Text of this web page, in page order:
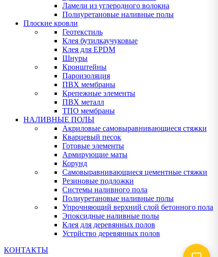
Ламели из углеродного волокна
Полиуретановые наливные полы
Плоские кровли
Геотекстиль
Клея бутилкаучуковые
Клея для EPDM
Шнуры
Кронштейны
Пароизоляция
ПВХ мембраны
Крепежные элементы
ПВХ металл
ТПО мембраны
НАЛИВНЫЕ ПОЛЫ
Акриловые самовыравнивающиеся стяжки
Кварцевый песок
Готовые элементы
Армирующие маты
Корунд
Самовыравнивающиеся цементные стяжки
Резиновые подложки
Системы наливного пола
Полиуретановые наливные полы
Упрочняющий верхний слой бетонного пола
Эпоксидные наливные полы
Клея для деревянных полов
Устрйство деревянных полов
КОНТАКТЫ